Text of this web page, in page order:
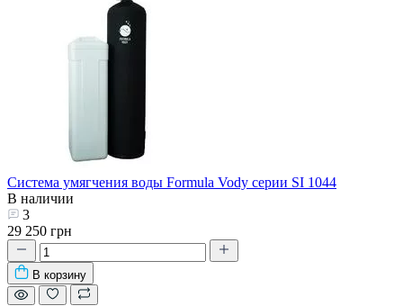
Система умягчения воды Formula Vody серии SI 1044
В наличии
3
29 250 грн
В корзину